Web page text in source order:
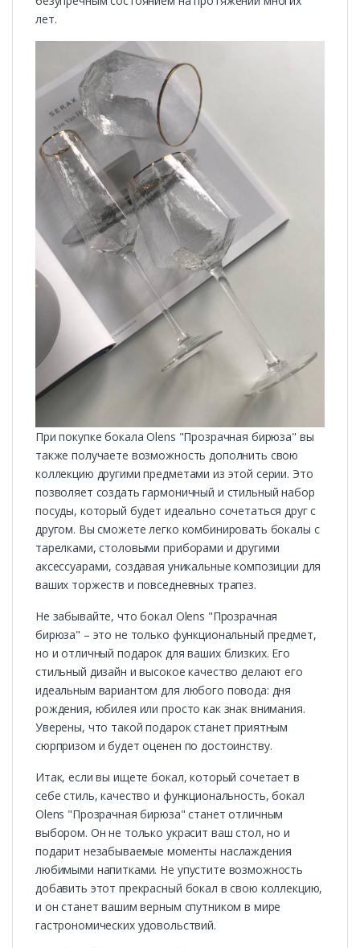
лет.
При покупке бокала Olens "Прозрачная бирюза" вы
также получаете возможность дополнить свою
коллекцию другими предметами из этой серии. Это
позволяет создать гармоничный и стильный набор
посуды, который будет идеально сочетаться друг с
другом. Вы сможете легко комбинировать бокалы с
тарелками, столовыми приборами и другими
аксессуарами, создавая уникальные композиции для
ваших торжеств и повседневных трапез.
Не забывайте, что бокал Olens "Прозрачная
бирюза" – это не только функциональный предмет,
но и отличный подарок для ваших близких. Его
стильный дизайн и высокое качество делают его
идеальным вариантом для любого повода: дня
рождения, юбилея или просто как знак внимания.
Уверены, что такой подарок станет приятным
сюрпризом и будет оценен по достоинству.
Итак, если вы ищете бокал, который сочетает в
себе стиль, качество и функциональность, бокал
Olens "Прозрачная бирюза" станет отличным
выбором. Он не только украсит ваш стол, но и
подарит незабываемые моменты наслаждения
любимыми напитками. Не упустите возможность
добавить этот прекрасный бокал в свою коллекцию,
и он станет вашим верным спутником в мире
гастрономических удовольствий.